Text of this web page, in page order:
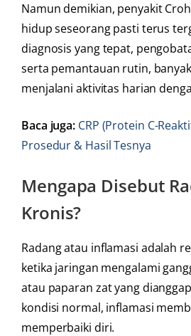
Namun demikian, penyakit
hidup seseorang pasti terus
diagnosis yang tepat,
serta pemantauan rutin,
menjalani aktivitas harian
Baca juga: CRP (Protein C-
Prosedur & Hasil Tesnya
Mengapa Disebut
Kronis?
Radang atau inflamasi adalah
ketika jaringan mengalami
atau paparan zat yang
kondisi normal, inflamasi
memperbaiki diri.